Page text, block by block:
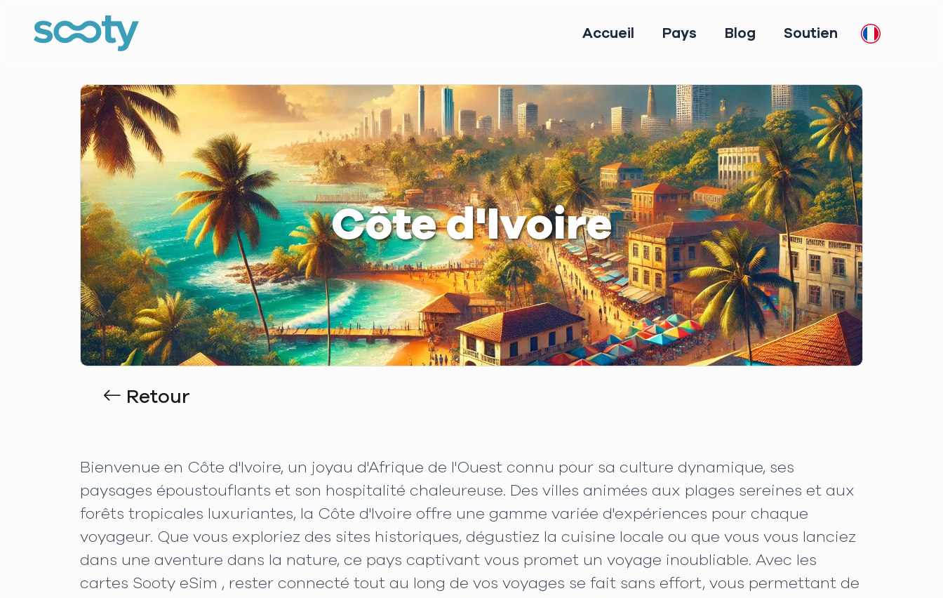
Accueil Pays Blog Soutien
Côte d'Ivoire
Retour
Bienvenue en Côte d'Ivoire, un joyau d'Afrique de l'Ouest connu pour sa culture dynamique, ses
paysages époustouflants et son hospitalité chaleureuse. Des villes animées aux plages sereines et aux
forêts tropicales luxuriantes, la Côte d'Ivoire offre une gamme variée d'expériences pour chaque
voyageur. Que vous exploriez des sites historiques, dégustiez la cuisine locale ou que vous vous lanciez
dans une aventure dans la nature, ce pays captivant vous promet un voyage inoubliable. Avec les
cartes Sooty eSim , rester connecté tout au long de vos voyages se fait sans effort, vous permettant de